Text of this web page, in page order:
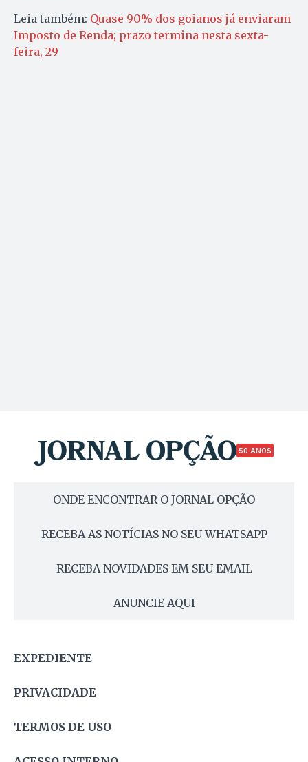
Leia também: Quase 90% dos goianos já enviaram
Imposto de Renda; prazo termina nesta sexta-
feira, 29
50 ANOS
ONDE ENCONTRAR O JORNAL OPÇÃO
RECEBA AS NOTÍCIAS NO SEU WHATSAPP
RECEBA NOVIDADES EM SEU EMAIL
ANUNCIE AQUI
EXPEDIENTE
PRIVACIDADE
TERMOS DE USO